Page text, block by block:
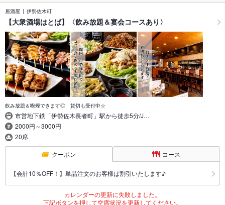
居酒屋 伊勢佐木町
【大衆酒場はとば】〈飲み放題＆宴会コースあり〉
飲み放題＆喫煙できます◎ 貸切も受付中☆
市営地下鉄「伊勢佐木長者町」駅から徒歩5分/J…
2000円～3000円
20席
クーポン コース
【会計10％OFF！】単品注文のお客様は割引いたします♪
カレンダーの更新に失敗しました。
下記ボタンを押して空席状況を更新してください。